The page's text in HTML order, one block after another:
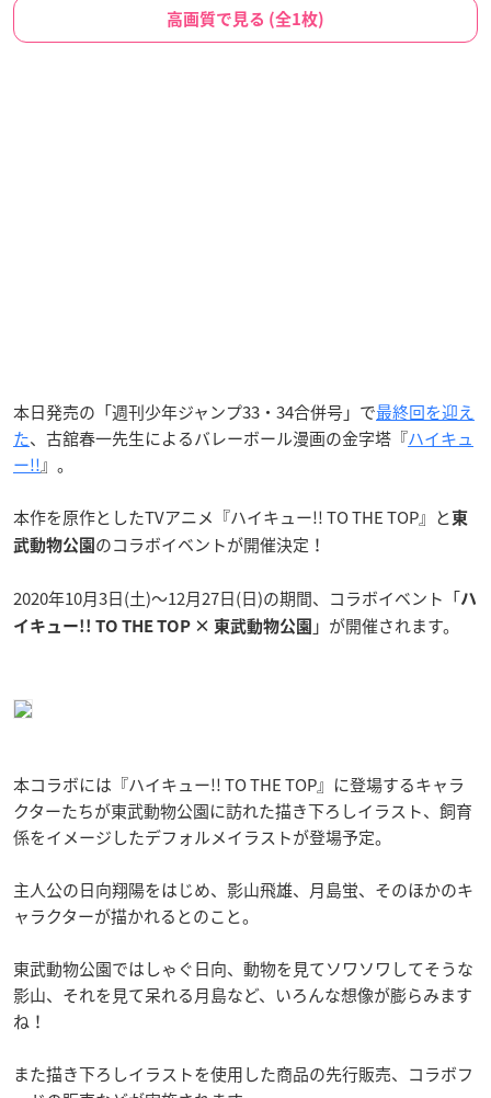
高画質で見る (全1枚)
本日発売の「週刊少年ジャンプ33・34合併号」で最終回を迎え
た、古舘春一先生によるバレーボール漫画の金字塔『ハイキュ
ー!!』。
本作を原作としたTVアニメ『ハイキュー!! TO THE TOP』と 東
武動物公園 のコラボイベントが開催決定！
2020年10月3日(土)～12月27日(日)の期間、コラボイベント「ハ
イキュー!! TO THE TOP × 東武動物公園 」が開催されます。
本コラボには『ハイキュー!! TO THE TOP』に登場するキャラ
クターたちが東武動物公園に訪れた描き下ろしイラスト、飼育
係をイメージしたデフォルメイラストが登場予定。
主人公の日向翔陽をはじめ、影山飛雄、月島蛍、そのほかのキ
ャラクターが描かれるとのこと。
東武動物公園ではしゃぐ日向、動物を見てソワソワしてそうな
影山、それを見て呆れる月島など、いろんな想像が膨らみます
ね！
また描き下ろしイラストを使用した商品の先行販売、コラボフ